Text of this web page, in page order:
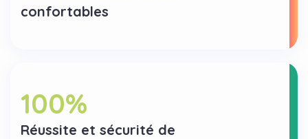
confortables
100%
Réussite et sécurité de